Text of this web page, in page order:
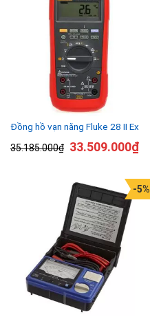
Đồng hồ vạn năng Fluke 28 II Ex
35.185.000₫ 33.509.000₫
-5%